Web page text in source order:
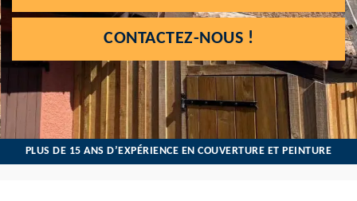
CONTACTEZ-NOUS !
PLUS DE 15 ANS D’EXPÉRIENCE EN COUVERTURE ET PEINTURE